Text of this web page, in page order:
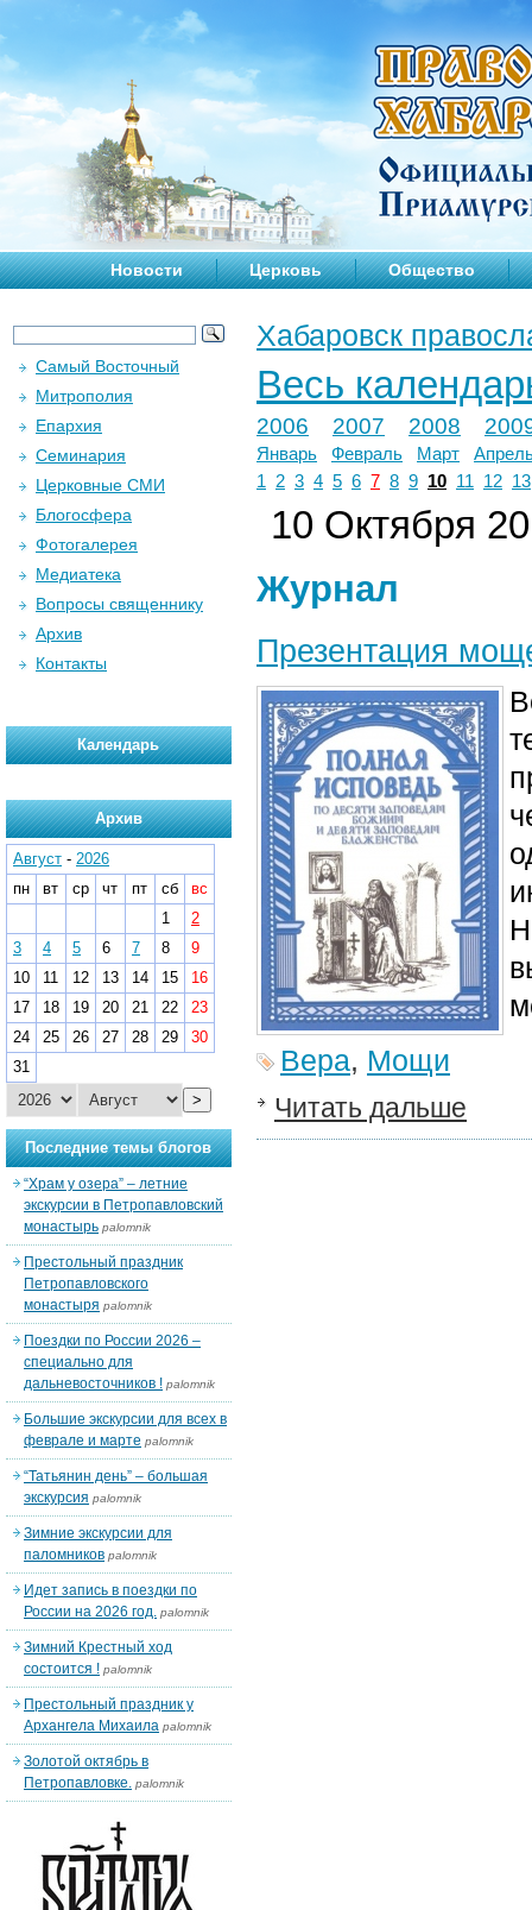
Новости Церковь Общество
Хабаровск
Весь
2006 2007 2008
Январь Февраль Март
1
2 3 4 5 6 7 8 9 10 11 12 13
10 Октября
Журнал
Презентация
Вера, Мощи
Читать дальше
Самый Восточный
Митрополия
Епархия
Семинария
Церковные СМИ
Блогосфера
Фотогалерея
Медиатека
Вопросы священнику
Архив
Контакты
Календарь
Архив
Август - 2026
пн
вт ср чт пт сб
вс
1
2
3
4 5 6 7 8
9
10
11 12 13 14 15
16
17
18 19 20 21 22
23
24
25 26 27 28 29
30
31
>
Последние темы блогов
“Храм у озера” – летние
экскурсии в Петропавловский
монастырь palomnik
Престольный праздник
Петропавловского
монастыря palomnik
Поездки по России 2026 –
специально для
дальневосточников ! palomnik
Большие экскурсии для всех в
феврале и марте palomnik
“Татьянин день” – большая
экскурсия palomnik
Зимние экскурсии для
паломников palomnik
Идет запись в поездки по
России на 2026 год. palomnik
Зимний Крестный ход
состоится ! palomnik
Престольный праздник у
Архангела Михаила palomnik
Золотой октябрь в
Петропавловке. palomnik